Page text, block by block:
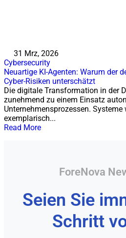
31 Mrz, 2026
Cybersecurity
Neuartige KI-Agenten: Warum der
Cyber-Risiken unterschätzt
Die digitale Transformation in der
zunehmend zu einem Einsatz
Unternehmensprozessen. Systeme
exemplarisch...
Read More
ForeNova
Seien Sie
Schritt